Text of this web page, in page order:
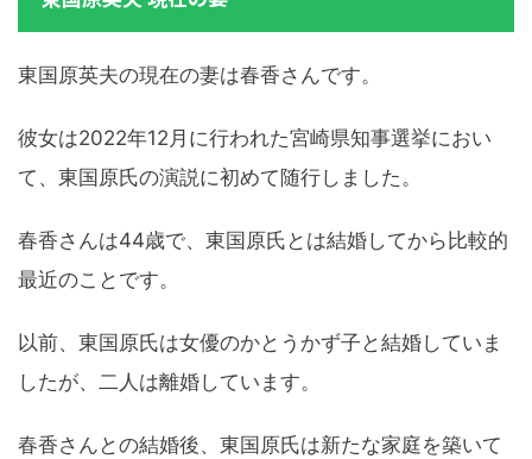
東国原英夫の現在の妻は春香さんです。
彼女は2022年12月に行われた宮崎県知事選挙におい
て、東国原氏の演説に初めて随行しました。
春香さんは44歳で、東国原氏とは結婚してから比較的
最近のことです。
以前、東国原氏は女優のかとうかず子と結婚していま
したが、二人は離婚しています。
春香さんとの結婚後、東国原氏は新たな家庭を築いて